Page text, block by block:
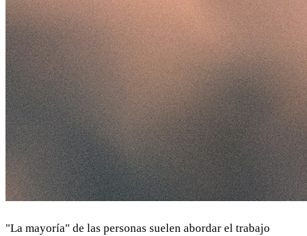
"La mayoría" de las personas suelen abordar el trabajo